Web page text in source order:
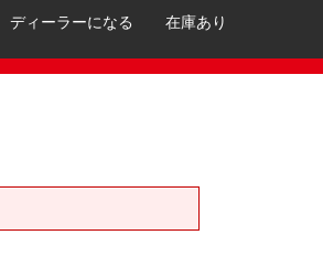
ディーラーになる 在庫あり